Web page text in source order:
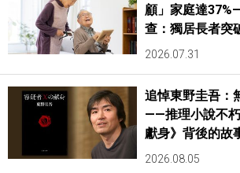
顧」家庭達
查：獨居長者突
2026.07.31
追悼東野圭吾：
——推理小說不
獻身》背後的故
2026.08.05